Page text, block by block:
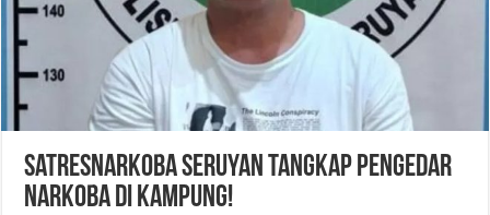
Satresnarkoba Seruyan Tangkap Pengedar
Narkoba di Kampung!